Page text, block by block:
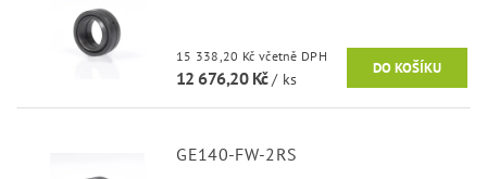
15 338,20 Kč včetně DPH
12 676,20 Kč/ ks
GE140-FW-2RS